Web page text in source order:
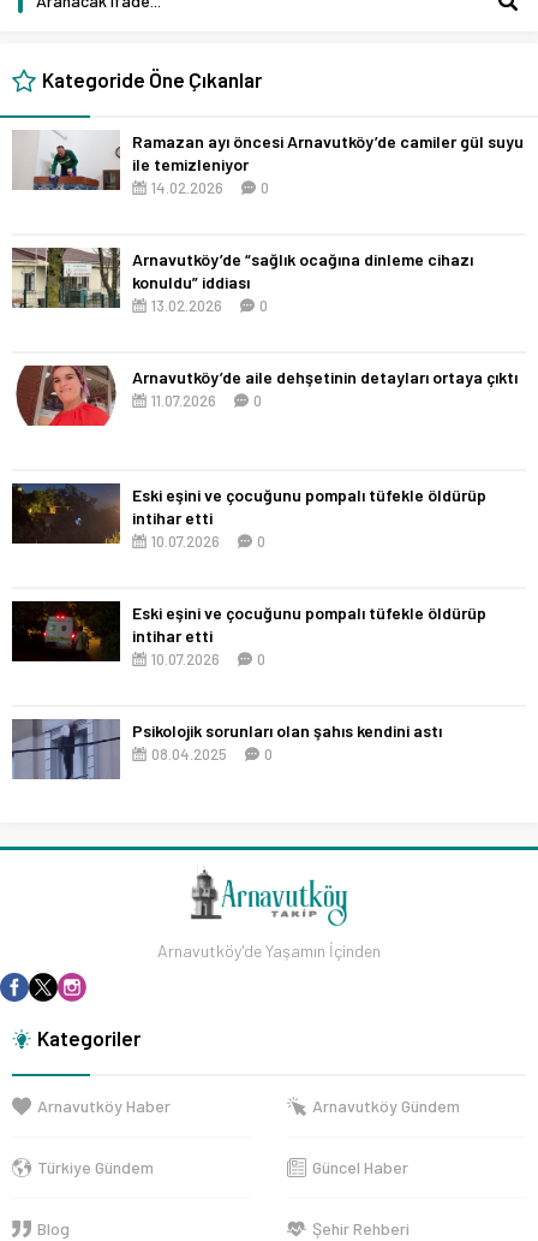
Kategoride Öne Çıkanlar
Ramazan ayı öncesi Arnavutköy’de camiler gül suyu
ile temizleniyor
14.02.2026 0
Arnavutköy’de “sağlık ocağına dinleme cihazı
konuldu” iddiası
13.02.2026 0
Arnavutköy’de aile dehşetinin detayları ortaya çıktı
11.07.2026 0
Eski eşini ve çocuğunu pompalı tüfekle öldürüp
intihar etti
10.07.2026 0
Eski eşini ve çocuğunu pompalı tüfekle öldürüp
intihar etti
10.07.2026 0
Psikolojik sorunları olan şahıs kendini astı
08.04.2025 0
Arnavutköy'de Yaşamın İçinden
Kategoriler
Arnavutköy Haber Arnavutköy Gündem
Türkiye Gündem Güncel Haber
Blog Şehir Rehberi